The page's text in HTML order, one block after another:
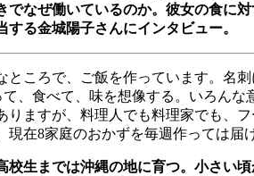
でなぜ働いているのか。彼女の食に
する金城陽子さんにインタビュー。
ところで、ご飯を作っています。名
て、食べて、味を想像する。いろん
りますが、料理人でも料理家でも、
現在8家庭のおかずを毎週作っては届
校生までは沖縄の地に育つ。小さい